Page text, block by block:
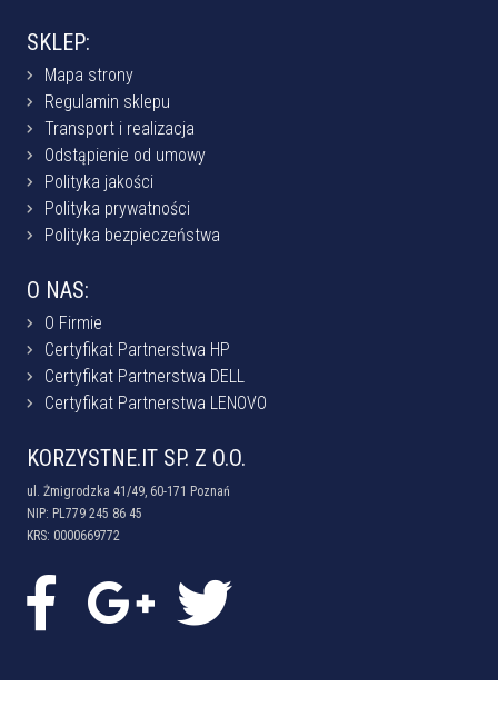
SKLEP:
Mapa strony
Regulamin sklepu
Transport i realizacja
Odstąpienie od umowy
Polityka jakości
Polityka prywatności
Polityka bezpieczeństwa
O NAS:
O Firmie
Certyfikat Partnerstwa HP
Certyfikat Partnerstwa DELL
Certyfikat Partnerstwa LENOVO
KORZYSTNE.IT SP. Z O.O.
ul. Żmigrodzka 41/49, 60-171 Poznań
NIP: PL779 245 86 45
KRS: 0000669772